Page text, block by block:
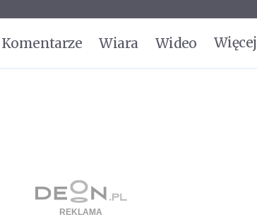
Komentarze Wiara Wideo Więcej